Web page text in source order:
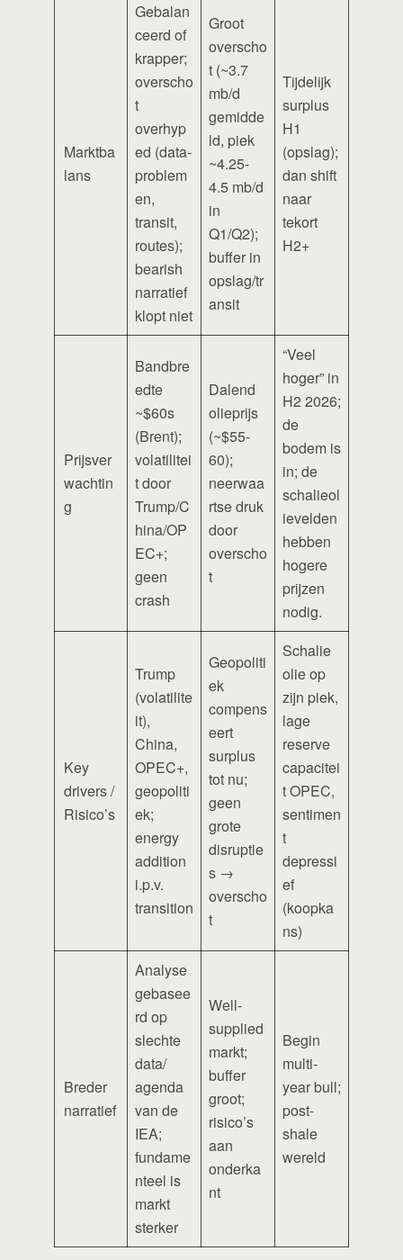
Marktba
lans
Gebalan
ceerd of
krapper;
overscho
t
overhyp
ed (data-
problem
en,
transit,
routes);
bearish
narratief
klopt niet
Groot
overscho
t (~3.7
mb/d
gemidde
ld, piek
~4.25-
4.5 mb/d
in
Q1/Q2);
buffer in
opslag/tr
ansit
Tijdelijk
surplus
H1
(opslag);
dan shift
naar
tekort
H2+
Prijsver
wachtin
g
Bandbre
edte
~$60s
(Brent);
volatilitei
t door
Trump/C
hina/OP
EC+;
geen
crash
Dalend
olieprijs
(~$55-
60);
neerwaa
rtse druk
door
overscho
t
“Veel
hoger” in
H2 2026;
de
bodem is
in; de
schalieol
ievelden
hebben
hogere
prijzen
nodig.
Key
drivers /
Risico’s
Trump
(volatilite
it),
China,
OPEC+,
geopoliti
ek;
energy
addition
i.p.v.
transition
Geopoliti
ek
compens
eert
surplus
tot nu;
geen
grote
disruptie
s →
overscho
t
Schalie
olie op
zijn piek,
lage
reserve
capacitei
t OPEC,
sentimen
t
depressi
ef
(koopka
ns)
Breder
narratief
Analyse
gebasee
rd op
slechte
data/
agenda
van de
IEA;
fundame
nteel is
markt
sterker
Well-
supplied
markt;
buffer
groot;
risico’s
aan
onderka
nt
Begin
multi-
year bull;
post-
shale
wereld